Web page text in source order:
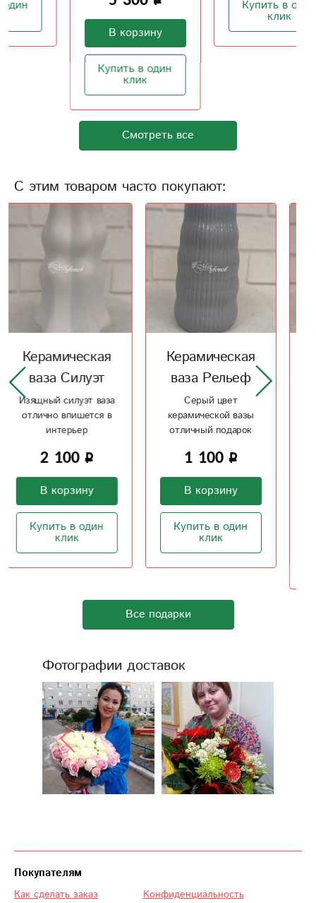
Купить в один
Купить в один
Смотреть все
С этим товаром часто покупают:
Керамическая
ваза Рельеф
Серый цвет
керамической вазы
отличный подарок
1 100
В корзину
Купить в один
клик
Керамическая
ваза
Античность 2
Интерьерная ваза в
античном стиле
1 800
В корзину
Все подарки
Фотографии доставок
Покупателям
Как сделать заказ
Конфиденциальность